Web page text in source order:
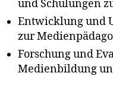
und Schulungen
Entwicklung und
zur
Forschung und
Medienbildung